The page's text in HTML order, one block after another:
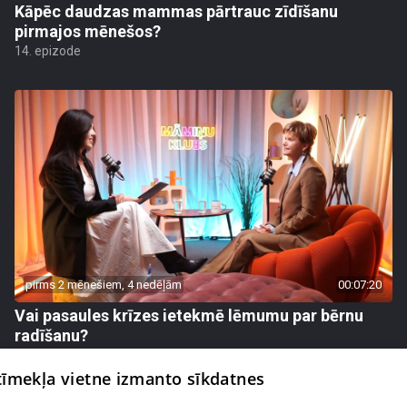
Kāpēc daudzas mammas pārtrauc zīdīšanu
pirmajos mēnešos?
14. epizode
pirms 2 mēnešiem, 4 nedēļām 00:07:20
Vai pasaules krīzes ietekmē lēmumu par bērnu
radīšanu?
vietne izmanto sīkdatnes